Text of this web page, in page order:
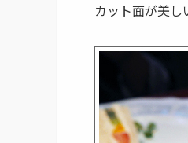
カット面が美